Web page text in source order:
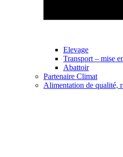
Elevage
Transport – mise
Abattoir
Partenaire Climat
Alimentation de qualité,